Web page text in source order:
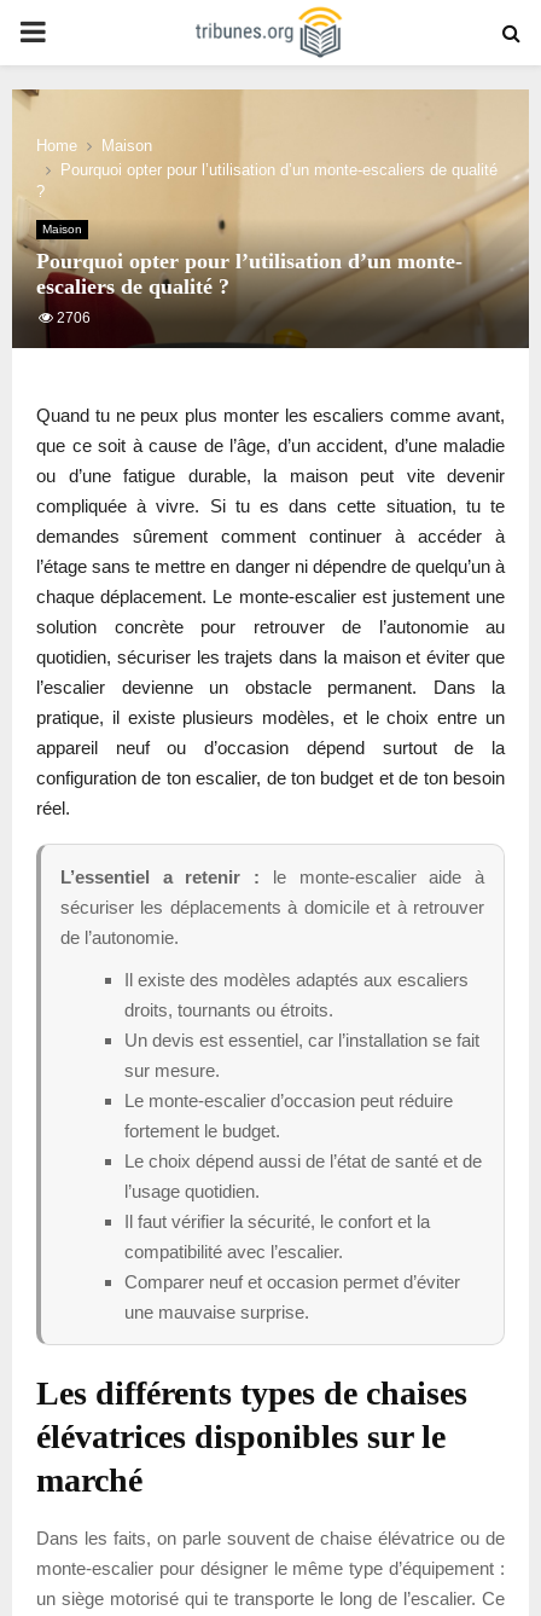
PRIMARY
MENU
Home
Maison
Pourquoi opter pour l’utilisation d’un monte-escaliers de qualité
?
Maison
Pourquoi opter pour l’utilisation d’un monte-
escaliers de qualité ?
2706
Quand tu ne peux plus monter les escaliers comme avant,
que ce soit à cause de l’âge, d’un accident, d’une maladie
ou d’une fatigue durable, la maison peut vite devenir
compliquée à vivre. Si tu es dans cette situation, tu te
demandes sûrement comment continuer à accéder à
l’étage sans te mettre en danger ni dépendre de quelqu’un à
chaque déplacement. Le monte-escalier est justement une
solution concrète pour retrouver de l’autonomie au
quotidien, sécuriser les trajets dans la maison et éviter que
l’escalier devienne un obstacle permanent. Dans la
pratique, il existe plusieurs modèles, et le choix entre un
appareil neuf ou d’occasion dépend surtout de la
configuration de ton escalier, de ton budget et de ton besoin
réel.
L’essentiel a retenir : le monte-escalier aide à
sécuriser les déplacements à domicile et à retrouver
de l’autonomie.
Il existe des modèles adaptés aux escaliers
droits, tournants ou étroits.
Un devis est essentiel, car l’installation se fait
sur mesure.
Le monte-escalier d’occasion peut réduire
fortement le budget.
Le choix dépend aussi de l’état de santé et de
l’usage quotidien.
Il faut vérifier la sécurité, le confort et la
compatibilité avec l’escalier.
Comparer neuf et occasion permet d’éviter
une mauvaise surprise.
Les différents types de chaises
élévatrices disponibles sur le
marché
Dans les faits, on parle souvent de chaise élévatrice ou de
monte-escalier pour désigner le même type d’équipement :
un siège motorisé qui te transporte le long de l’escalier. Ce